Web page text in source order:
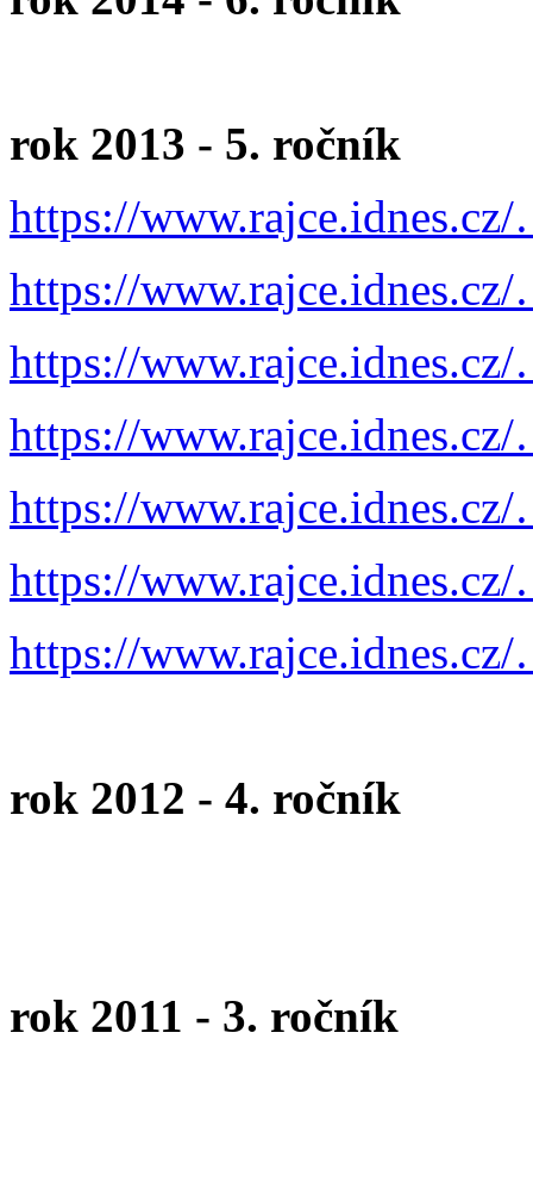
rok 2013 - 5. ročník
https://
https://
https://
https://
https://
https://
https://
rok 2012 - 4. ročník
rok 2011 - 3. ročník